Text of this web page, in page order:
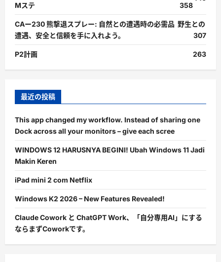
Mステ
358
CAー230 熊撃退スプレー: 自然との遭遇時の必需品 野生との
遭遇、安全と信頼を手に入れよう。
307
P2計画 263
最近の投稿
This app changed my workflow. Instead of sharing one
Dock across all your monitors – give each scree
WINDOWS 12 HARUSNYA BEGINI! Ubah Windows 11 Jadi
Makin Keren
iPad mini 2 com Netflix
Windows K2 2026 – New Features Revealed!
Claude Cowork と ChatGPT Work、「自分専用AI」にする
ならまずCoworkです。